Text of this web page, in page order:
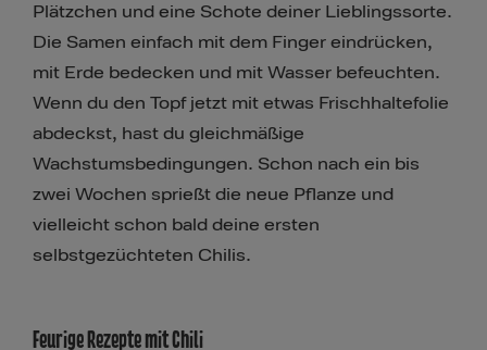
Plätzchen und eine Schote deiner Lieblingssorte.
Die Samen einfach mit dem Finger eindrücken,
mit Erde bedecken und mit Wasser befeuchten.
Wenn du den Topf jetzt mit etwas Frischhaltefolie
abdeckst, hast du gleichmäßige
Wachstumsbedingungen. Schon nach ein bis
zwei Wochen sprießt die neue Pflanze und
vielleicht schon bald deine ersten
selbstgezüchteten Chilis.
Feurige Rezepte mit Chili